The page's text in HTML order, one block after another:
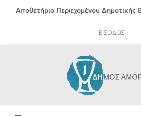
Αποθετήριο Περιεχομένου Δημοτικής
ΕΙΣΟΔΟΣ